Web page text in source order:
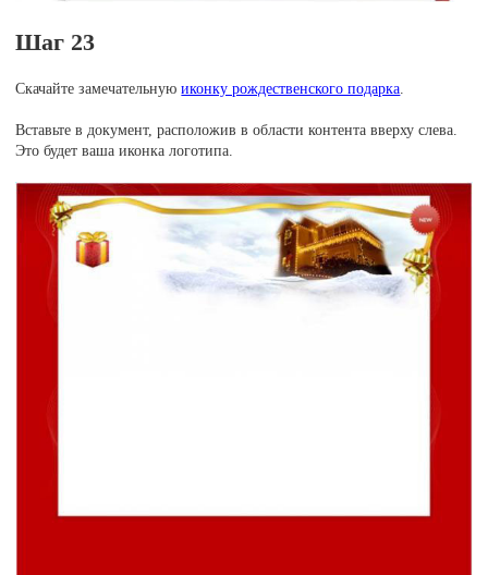
Шаг 23
Скачайте замечательнуюиконку рождественского подарка
Вставьте в документ, расположив в области контента вверху слева.
Это будет ваша иконка логотипа.